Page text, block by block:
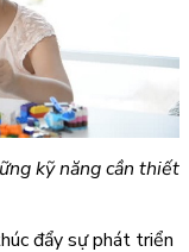
kỹ năng cần thiết
đẩy sự phát triển